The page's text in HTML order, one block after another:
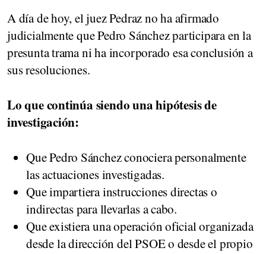
A día de hoy, el juez Pedraz no ha afirmado
judicialmente que Pedro Sánchez participara en la
presunta trama ni ha incorporado esa conclusión a
sus resoluciones.
Lo que continúa siendo una hipótesis de
investigación:
Que Pedro Sánchez conociera personalmente
las actuaciones investigadas.
Que impartiera instrucciones directas o
indirectas para llevarlas a cabo.
Que existiera una operación oficial organizada
desde la dirección del PSOE o desde el propio